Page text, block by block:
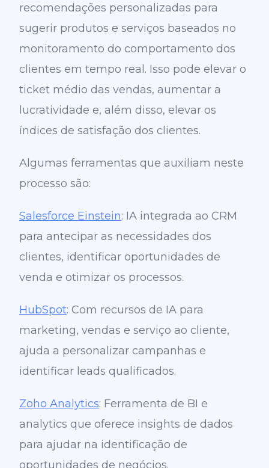
recomendações personalizadas para
sugerir produtos e serviços baseados no
monitoramento do comportamento dos
clientes em tempo real. Isso pode elevar o
ticket médio das vendas, aumentar a
lucratividade e, além disso, elevar os
índices de satisfação dos clientes.
Algumas ferramentas que auxiliam neste
processo são:
Salesforce Einstein: IA integrada ao CRM
para antecipar as necessidades dos
clientes, identificar oportunidades de
venda e otimizar os processos.
HubSpot: Com recursos de IA para
marketing, vendas e serviço ao cliente,
ajuda a personalizar campanhas e
identificar leads qualificados.
Zoho Analytics: Ferramenta de BI e
analytics que oferece insights de dados
para ajudar na identificação de
oportunidades de negócios.